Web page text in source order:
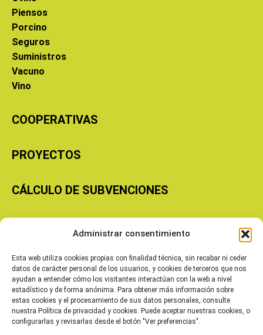
Administrar consentimiento
Esta web utiliza cookies propias con finalidad técnica, sin recabar ni ceder
datos de carácter personal de los usuarios, y cookies de terceros que nos
ayudan a entender cómo los visitantes interactúan con la web a nivel
estadístico y de forma anónima. Para obtener más información sobre
estas cookies y el procesamiento de sus datos personales, consulte
nuestra Política de privacidad y cookies. Puede aceptar nuestras cookies, o
configurarlas y revisarlas desde el botón "Ver preferencias".
Piensos
Porcino
Seguros
Suministros
Vacuno
Vino
COOPERATIVAS
PROYECTOS
CÁLCULO DE SUBVENCIONES